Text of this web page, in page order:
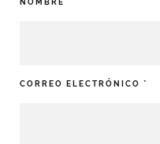
CORREO ELECTRÓNICO *